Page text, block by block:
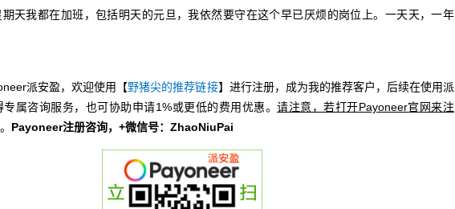
我都在加班，包括明天的元旦，我依然要守在这个早已厌烦的岗位上。一天天，一年
派安盈，欢迎使用【野猪尖的推荐链接】进行注册，成为我的推荐客户，后续在使用派
属咨询服务，也可协助申请1%或更低的费用优惠。请注意，若打开Payoneer官网来注
。 Payoneer注册咨询，+微信号：ZhaoNiuPai